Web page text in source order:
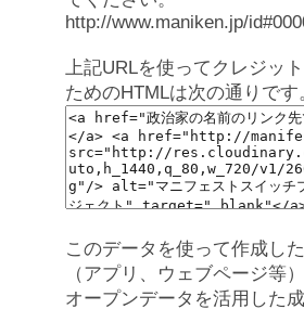
http://www.maniken.jp/
上記URLを使ってクレジッ
ためのHTMLは次の通りです
このデータを使って作成し
（アプリ、ウェブページ等）
オープンデータを活用した